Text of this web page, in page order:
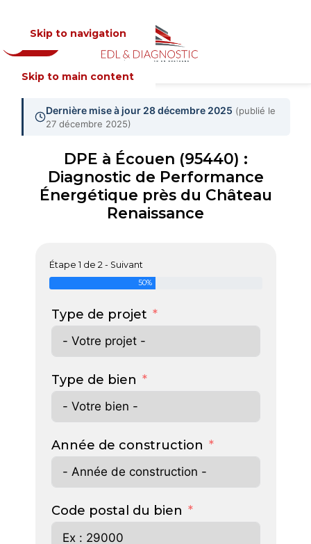
Skip to navigation
Skip to main content
MENU
Dernière mise à jour 28 décembre 2025 (publié le
27 décembre 2025)
DPE à Écouen (95440) :
Diagnostic de Performance
Énergétique près du Château
Renaissance
Étape 1 de 2 - Suivant
50%
Type de projet
Type de bien
Année de construction
Code postal du bien